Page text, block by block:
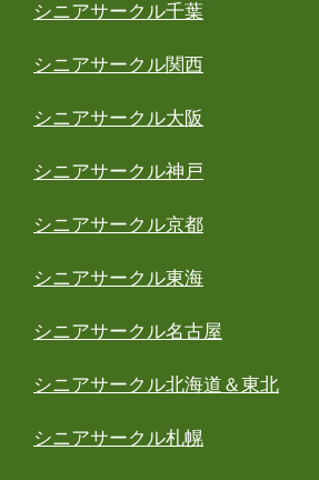
シニアサークル千葉
シニアサークル関西
シニアサークル大阪
シニアサークル神戸
シニアサークル京都
シニアサークル東海
シニアサークル名古屋
シニアサークル北海道＆東北
シニアサークル札幌